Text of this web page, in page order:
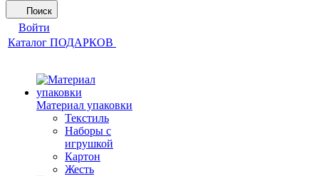
Поиск
Войти
Каталог ПОДАРКОВ
Материал упаковки
Текстиль
Наборы с
игрушкой
Картон
Жесть